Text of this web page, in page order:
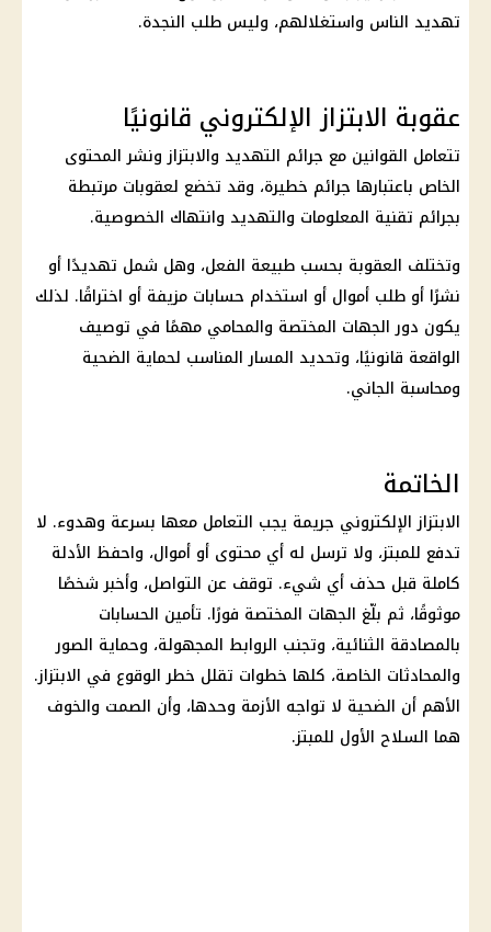
تهديد الناس واستغلالهم، وليس طلب النجدة.
عقوبة الابتزاز الإلكتروني قانونيًا
تتعامل القوانين مع جرائم التهديد والابتزاز ونشر المحتوى
الخاص باعتبارها جرائم خطيرة، وقد تخضع لعقوبات مرتبطة
بجرائم تقنية المعلومات والتهديد وانتهاك الخصوصية.
وتختلف العقوبة بحسب طبيعة الفعل، وهل شمل تهديدًا أو
نشرًا أو طلب أموال أو استخدام حسابات مزيفة أو اختراقًا. لذلك
يكون دور الجهات المختصة والمحامي مهمًا في توصيف
الواقعة قانونيًا، وتحديد المسار المناسب لحماية الضحية
ومحاسبة الجاني.
الخاتمة
الابتزاز الإلكتروني جريمة يجب التعامل معها بسرعة وهدوء. لا
تدفع للمبتز، ولا ترسل له أي محتوى أو أموال، واحفظ الأدلة
كاملة قبل حذف أي شيء. توقف عن التواصل، وأخبر شخصًا
موثوقًا، ثم بلّغ الجهات المختصة فورًا. تأمين الحسابات
بالمصادقة الثنائية، وتجنب الروابط المجهولة، وحماية الصور
والمحادثات الخاصة، كلها خطوات تقلل خطر الوقوع في الابتزاز.
الأهم أن الضحية لا تواجه الأزمة وحدها، وأن الصمت والخوف
هما السلاح الأول للمبتز.